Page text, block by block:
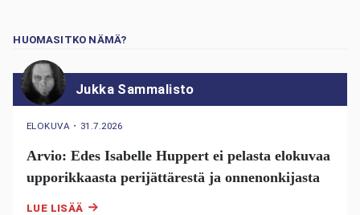
HUOMASITKO NÄMÄ?
Jukka Sammalisto
ELOKUVA ・ 31.7.2026
Arvio: Edes Isabelle Huppert ei pelasta elokuvaa
upporikkaasta perijättärestä ja onnenonkijasta
LUE LISÄÄ